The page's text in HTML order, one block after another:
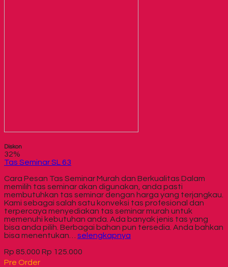
Diskon
32%
Tas Seminar SL 63
Cara Pesan Tas Seminar Murah dan Berkualitas Dalam
memilih tas seminar akan digunakan, anda pasti
membutuhkan tas seminar dengan harga yang terjangkau.
Kami sebagai salah satu konveksi tas profesional dan
terpercaya menyediakan tas seminar murah untuk
memenuhi kebutuhan anda. Ada banyak jenis tas yang
bisa anda pilih. Berbagai bahan pun tersedia. Anda bahkan
bisa menentukan… selengkapnya
Rp 85.000 Rp 125.000
Pre Order